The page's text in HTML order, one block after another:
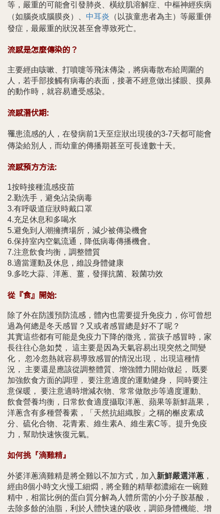
等，嚴重的可能會引發肺炎、橫紋肌溶解症、中樞神經疾病
（如腦炎或腦膜炎）、 中耳炎 （以孩童患者為主）等嚴重併
發症，最嚴重的狀況甚至會導致死亡。
流感是怎麼傳染的？
主要經由咳嗽、打噴嚏等飛沫傳染，將病毒散布給周圍的
人，若手部接觸有病毒的表面，接著不經意做出揉眼、摸鼻
的動作時，就容易遭受感染。
流感潛伏期:
罹患流感的人，在發病前1天至症狀出現後的3-7天都可能會
傳染給別人，而幼童的傳播期甚至可長達數十天。
流感預方方法:
1按時接種流感疫苗
2.勤洗手，避免沾染病毒
3.有呼吸道症狀時戴口罩
4.充足休息和多喝水
5.避免到人潮擁擠場所，減少被傳染機會
6.保持室內空氣流通，降低病毒傳播機會。
7.注意飲食均衡，調整體質
8.適當運動及休息，維設身體健康
9.多吃大蒜、洋蔥、薑，發揮抗菌、殺菌功效
從『食』開始:
除了外在防護預防流感，體內也需要提升免疫力，你可曾想
過為何總是冬天感冒？又或者感冒總是好不了呢？
其實這些都有可能是免疫力下降的徵兆，當孩子感冒時，家
長往往心急如焚， 這主要是因為天氣容易出現突然之間變
化， 忽冷忽熱就容易導致感冒的情況出現， 出現這種情
況， 主要還是應該從調整體質、增強體力開始做起， 既要
加強飲食方面的調理， 要注意適度的運動健身， 同時要注
意保暖， 要注意適時增減衣物、常常做散步等適度運動、
飲食營養均衡，日常飲食適度攝取洋蔥、蘋果等新鮮蔬果，
洋蔥含有多種營養素，「天然抗組織胺」之稱的槲皮素成
分、硫化合物、花青素、維生素A、維生素C等。提升免疫
力，幫助快速恢復元氣。
如何挑『滴雞精』
外婆洋蔥滴雞精是將全雞以不加方式，加入 新鮮嚴選洋蔥 ，
經由8個小時文火慢工細燜，將全雞的精華都濃縮在一碗雞
精中，相當比例的蛋白質分解為人體所需的小分子胺基酸，
去除多餘的油脂，利於人體快速的吸收，調節身體機能、增